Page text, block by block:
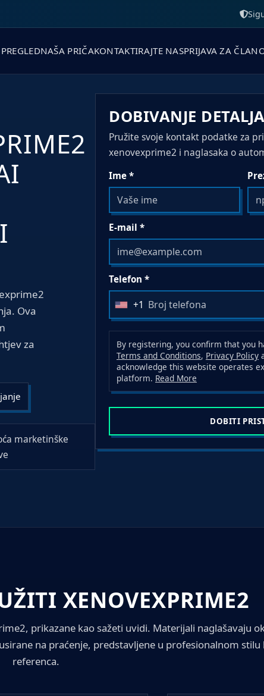
PREGLEDNAŠA PRIČAKONTAKTIRAJTE NASPRIJAVA ZA
Ova
za
marketinške
DOBIVANJE
Pružite svoje kontakt podatke za
xenovexprime2 i naglasaka o
Ime *
E-mail *
Telefon *
U
n
i
t
e
a
t
+1
By registering, you confirm that you
Terms and Conditions, Privacy Policy
acknowledge this website operates
platform. Read More
DOBITI
XENOVEXPRIME2
prikazane kao sažeti uvidi. Materijali naglašavaju
na praćenje, predstavljene u profesionalnom stilu
referenca.